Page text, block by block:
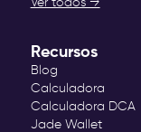
Recursos
Blog
Calculadora
Calculadora DCA
Jade Wallet